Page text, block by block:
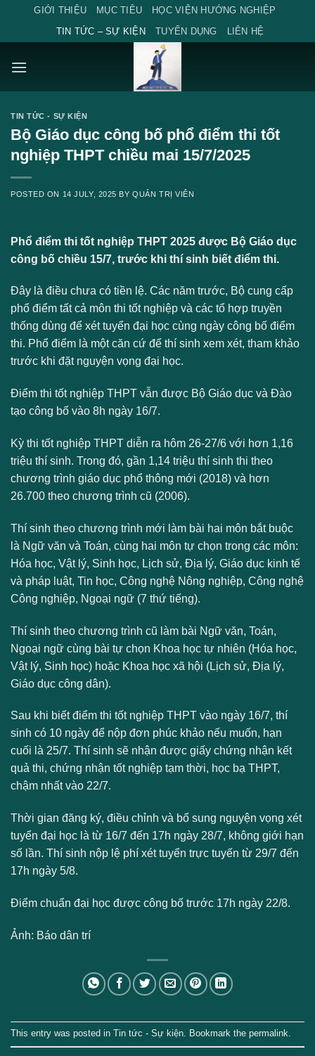
content
GIỚI THIỆU MỤC TIÊU
HỌC VIỆN HƯỚNG NGHIỆP
TIN TỨC – SỰ KIỆN
TUYỂN DỤNG LIÊN HỆ
TIN TỨC - SỰ KIỆN
Bộ Giáo dục công bố phổ điểm thi tốt
nghiệp THPT chiều mai 15/7/2025
POSTED ON 14 JULY, 2025 BYQUẢN TRỊ VIÊN
Phổ điểm thi tốt nghiệp THPT 2025 được Bộ Giáo dục
công bố chiều 15/7, trước khi thí sinh biết điểm thi.
Đây là điều chưa có tiền lệ. Các năm trước, Bộ cung cấp
phổ điểm tất cả môn thi tốt nghiệp và các tổ hợp truyền
thống dùng để xét tuyển đại học cùng ngày công bố điểm
thi. Phổ điểm là một căn cứ để thí sinh xem xét, tham khảo
trước khi đặt nguyện vọng đại học.
Điểm thi tốt nghiệp THPT vẫn được Bộ Giáo dục và Đào
tạo công bố vào 8h ngày 16/7.
Kỳ thi tốt nghiệp THPT diễn ra hôm 26-27/6 với hơn 1,16
triệu thí sinh. Trong đó, gần 1,14 triệu thí sinh thi theo
chương trình giáo dục phổ thông mới (2018) và hơn
26.700 theo chương trình cũ (2006).
Thí sinh theo chương trình mới làm bài hai môn bắt buộc
là Ngữ văn và Toán, cùng hai môn tự chọn trong các môn:
Hóa học, Vật lý, Sinh học, Lịch sử, Địa lý, Giáo dục kinh tế
và pháp luật, Tin học, Công nghệ Nông nghiệp, Công nghệ
Công nghiệp, Ngoại ngữ (7 thứ tiếng).
Thí sinh theo chương trình cũ làm bài Ngữ văn, Toán,
Ngoại ngữ cùng bài tự chọn Khoa học tự nhiên (Hóa học,
Vật lý, Sinh học) hoặc Khoa học xã hội (Lịch sử, Địa lý,
Giáo dục công dân).
Sau khi biết điểm thi tốt nghiệp THPT vào ngày 16/7, thí
sinh có 10 ngày để nộp đơn phúc khảo nếu muốn, hạn
cuối là 25/7. Thí sinh sẽ nhận được giấy chứng nhận kết
quả thi, chứng nhận tốt nghiệp tạm thời, học bạ THPT,
chậm nhất vào 22/7.
Thời gian đăng ký, điều chỉnh và bổ sung nguyện vọng xét
tuyển đại học là từ 16/7 đến 17h ngày 28/7, không giới hạn
số lần. Thí sinh nộp lệ phí xét tuyển trực tuyến từ 29/7 đến
17h ngày 5/8.
Điểm chuẩn đại học được công bố trước 17h ngày 22/8.
Ảnh: Báo dân trí
This entry was posted in Tin tức - Sự kiện. Bookmark the permalink.